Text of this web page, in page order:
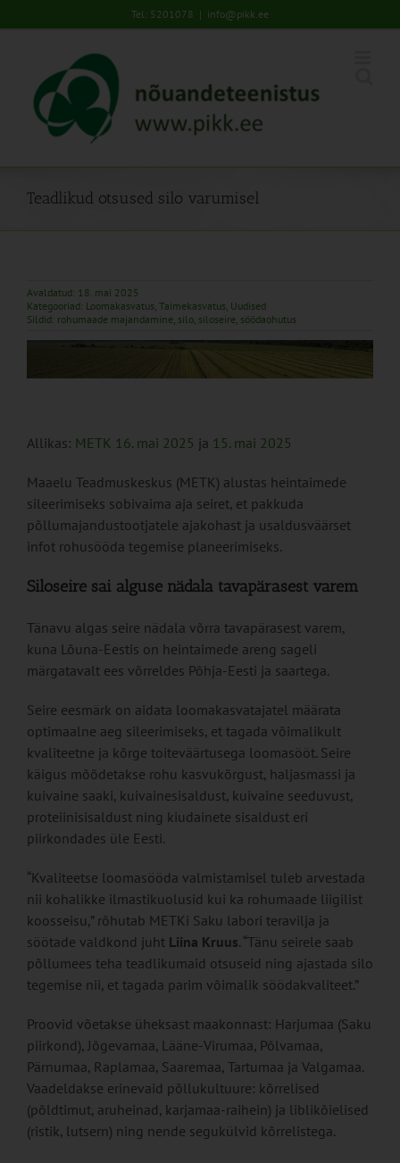
to
Tel: 5201078 | info@pikk.ee
Teadlikud otsused silo varumisel
Avaldatud: 18. mai 2025
Kategooriad: Loomakasvatus, Taimekasvatus, Uudised
Sildid: rohumaade majandamine, silo, siloseire, söödaohutus
Allikas: METK 16. mai 2025 ja 15. mai 2025
Maaelu Teadmuskeskus (METK) alustas heintaimede
sileerimiseks sobivaima aja seiret, et pakkuda
põllumajandustootjatele ajakohast ja usaldusväärset
infot rohusööda tegemise planeerimiseks.
Siloseire sai alguse nädala tavapärasest varem
Tänavu algas seire nädala võrra tavapärasest varem,
kuna Lõuna-Eestis on heintaimede areng sageli
märgatavalt ees võrreldes Põhja-Eesti ja saartega.
Seire eesmärk on aidata loomakasvatajatel määrata
optimaalne aeg sileerimiseks, et tagada võimalikult
kvaliteetne ja kõrge toiteväärtusega loomasööt. Seire
käigus mõõdetakse rohu kasvukõrgust, haljasmassi ja
kuivaine saaki, kuivainesisaldust, kuivaine seeduvust,
proteiinisisaldust ning kiudainete sisaldust eri
piirkondades üle Eesti.
“Kvaliteetse loomasööda valmistamisel tuleb arvestada
nii kohalikke ilmastikuolusid kui ka rohumaade liigilist
koosseisu,” rõhutab METKi Saku labori teravilja ja
söötade valdkond juht Liina Kruus. “Tänu seirele saab
põllumees teha teadlikumaid otsuseid ning ajastada silo
tegemise nii, et tagada parim võimalik söödakvaliteet.”
Proovid võetakse üheksast maakonnast: Harjumaa (Saku
piirkond), Jõgevamaa, Lääne-Virumaa, Põlvamaa,
Pärnumaa, Raplamaa, Saaremaa, Tartumaa ja Valgamaa.
Vaadeldakse erinevaid põllukultuure: kõrrelised
(põldtimut, aruheinad, karjamaa-raihein) ja liblikõielised
(ristik, lutsern) ning nende segukülvid kõrrelistega.